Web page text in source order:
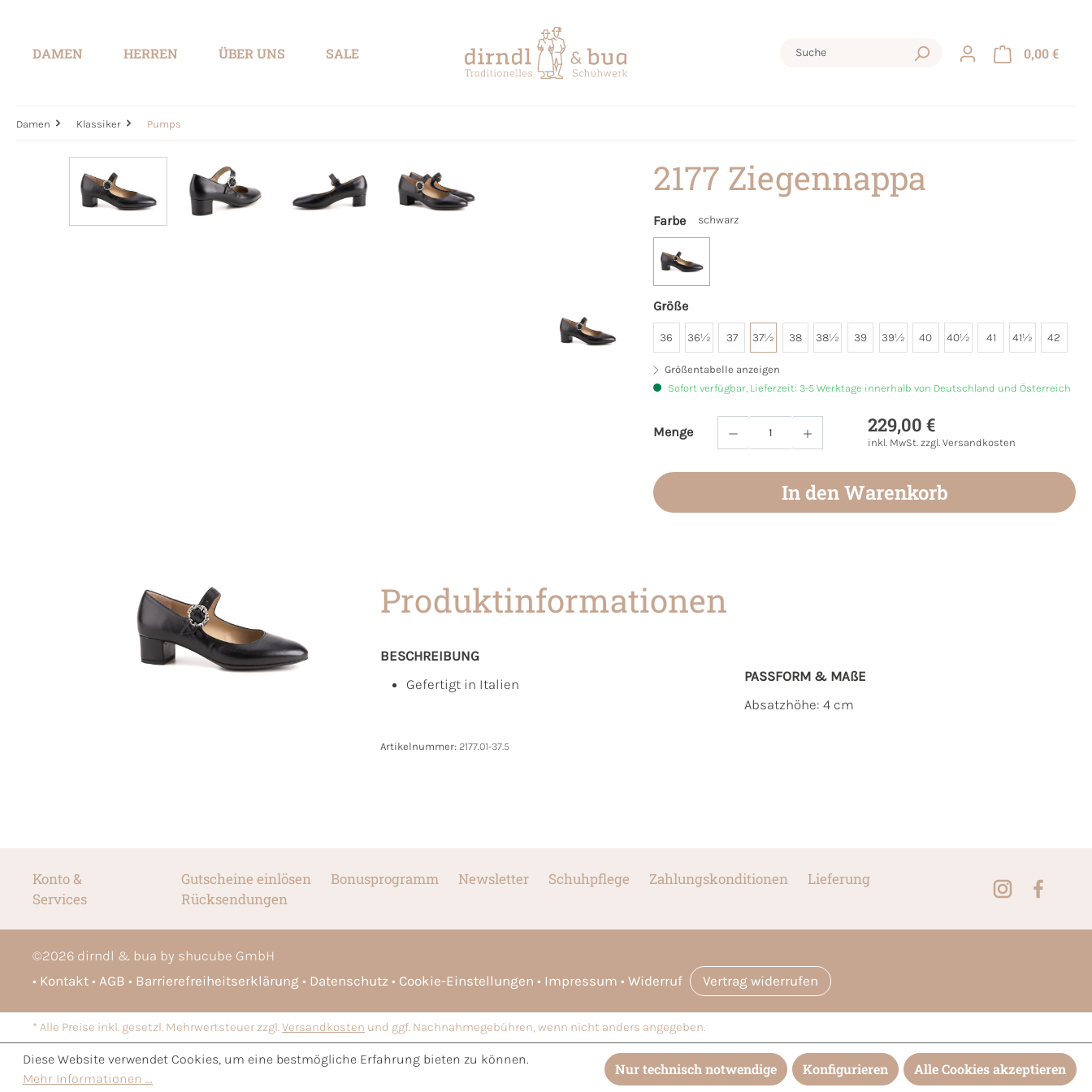
DAMEN HERREN ÜBER UNS SALE 0,00 €
Damen Klassiker Pumps
2177 Ziegennappa
Farbe schwarz
Größe
36 36½ 37 37½ 38 38½ 39 39½ 40 40½ 41 41½ 42
Größentabelle anzeigen
Sofort verfügbar, Lieferzeit: 3-5 Werktage innerhalb von Deutschland und Österreich
Menge
Produkt Anzahl: Gib den gewünschten Wert ein
229,00 €
inkl. MwSt. zzgl. Versandkosten
In den Warenkorb
Produktinformationen
BESCHREIBUNG
Gefertigt in Italien
PASSFORM & MAẞE
Absatzhöhe: 4 cm
Artikelnummer: 2177.01-37.5
Konto &
Services
Gutscheine einlösen Bonusprogramm Newsletter Schuhpflege Zahlungskonditionen
Lieferung
Rücksendungen
©2026 dirndl & bua by shucube GmbH
Kontakt
AGB Barrierefreiheitserklärung Datenschutz Cookie-Einstellungen Impressum Widerruf Vertrag widerrufen
* Alle Preise inkl. gesetzl. Mehrwertsteuer zzgl.Versandkosten und ggf. Nachnahmegebühren, wenn nicht anders angegeben.
Diese Website verwendet Cookies, um eine bestmögliche Erfahrung bieten zu können.
Mehr Informationen ...
Nur technisch notwendige Konfigurieren Alle Cookies akzeptieren